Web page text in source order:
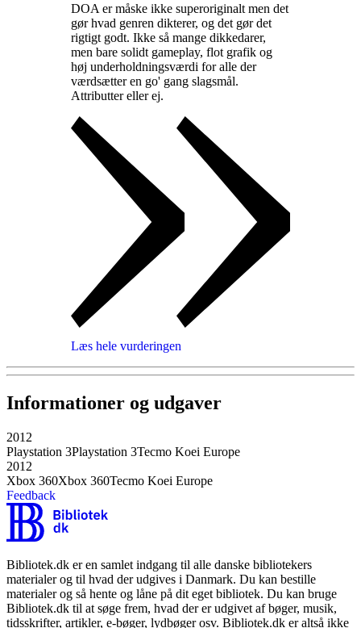
DOA er måske ikke superoriginalt men det
gør hvad genren dikterer, og det gør det
rigtigt godt. Ikke så mange dikkedarer,
men bare solidt gameplay, flot grafik og
høj underholdningsværdi for alle der
værdsætter en go' gang slagsmål.
Attributter eller ej.
Læs hele vurderingen
Informationer og udgaver
2012
Playstation 3Playstation 3Tecmo Koei Europe
2012
Xbox 360Xbox 360Tecmo Koei Europe
Feedback
Bibliotek.dk er en samlet indgang til alle danske bibliotekers
materialer og til hvad der udgives i Danmark. Du kan bestille
materialer og så hente og låne på dit eget bibliotek. Du kan bruge
Bibliotek.dk til at søge frem, hvad der er udgivet af bøger, musik,
tidsskrifter, artikler, e-bøger, lydbøger osv. Bibliotek.dk er altså ikke